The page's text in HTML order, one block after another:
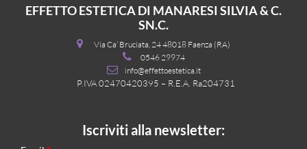
EFFETTO ESTETICA DI MANARESI SILVIA & C.
SN.C.
Via Ca’ Bruciata, 24 48018 Faenza (RA)
0546 29974
info@effettoestetica.it
P.IVA 02470420395 – R.E.A. Ra204731
Iscriviti alla newsletter: